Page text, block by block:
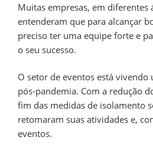
Muitas empresas, em diferentes
entenderam que para alcançar
preciso ter uma equipe forte e
o seu sucesso.
O setor de eventos está
pós-pandemia. Com a redução
fim das medidas de isolamento
retomaram suas atividades e,
eventos.